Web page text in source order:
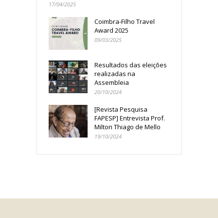
17/04/2025
Coimbra-Filho Travel
Award 2025
09/03/2025
Resultados das eleições
realizadas na
Assembleia
20/10/2024
[Revista Pesquisa
FAPESP] Entrevista Prof.
Milton Thiago de Mello
19/10/2024